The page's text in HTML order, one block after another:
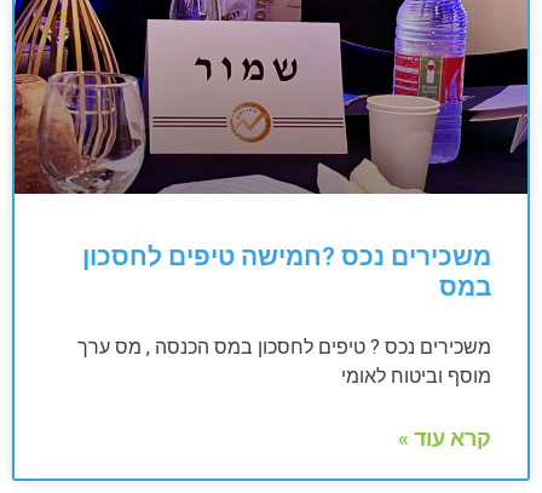
משכירים נכס ?חמישה טיפים לחסכון
במס
משכירים נכס ? טיפים לחסכון במס הכנסה , מס ערך
מוסף וביטוח לאומי
קרא עוד »